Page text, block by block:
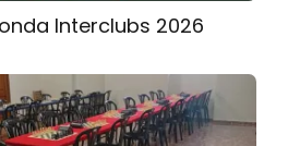
Interclubs 2026